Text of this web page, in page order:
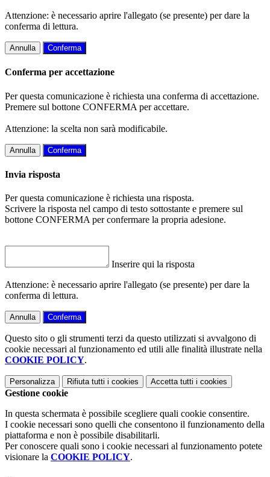
Attenzione: è necessario aprire l'allegato (se presente) per dare la
conferma di lettura.
Annulla Conferma
Conferma per accettazione
Per questa comunicazione è richiesta una conferma di accettazione.
Premere sul bottone CONFERMA per accettare.
Attenzione: la scelta non sarà modificabile.
Annulla Conferma
Invia risposta
Per questa comunicazione è richiesta una risposta.
Scrivere la risposta nel campo di testo sottostante e premere sul
bottone CONFERMA per confermare la propria adesione.
Inserire qui la risposta
Attenzione: è necessario aprire l'allegato (se presente) per dare la
conferma di lettura.
Annulla Conferma
Questo sito o gli strumenti terzi da questo utilizzati si avvalgono di
cookie necessari al funzionamento ed utili alle finalità illustrate nella
COOKIE POLICY.
Personalizza Rifiuta tutti i cookies Accetta tutti i cookies
Gestione cookie
In questa schermata è possibile scegliere quali cookie consentire.
I cookie necessari sono quelli che consentono il funzionamento della
piattaforma e non è possibile disabilitarli.
Per conoscere quali sono i cookie necessari al funzionamento potete
visionare la COOKIE POLICY.